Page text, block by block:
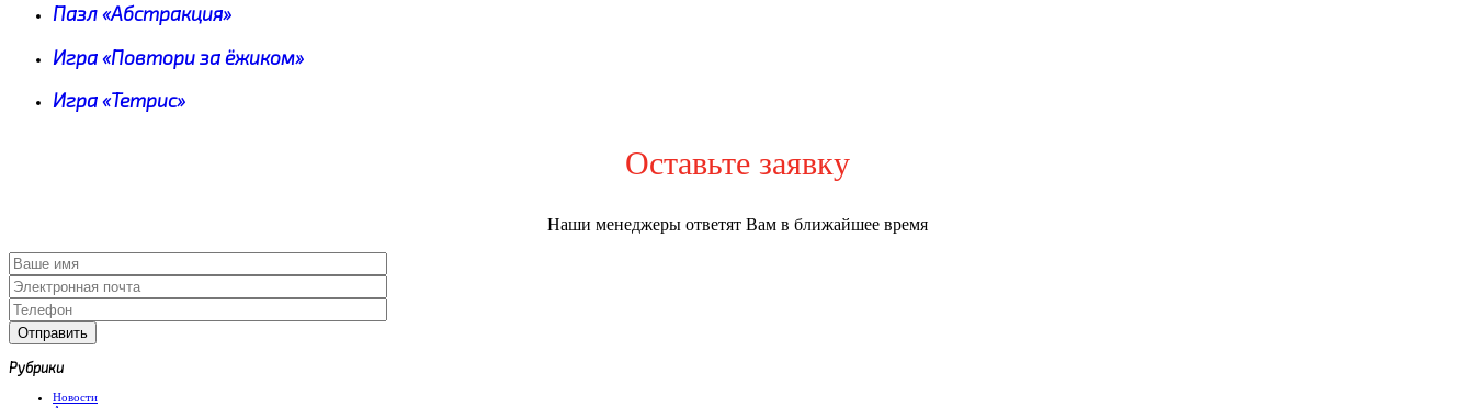
Пазл «Абстракция»
Игра «Повтори за ёжиком»
Игра «Тетрис»
Оставьте заявку
Наши менеджеры ответят Вам в ближайшее время
Рубрики
Новости